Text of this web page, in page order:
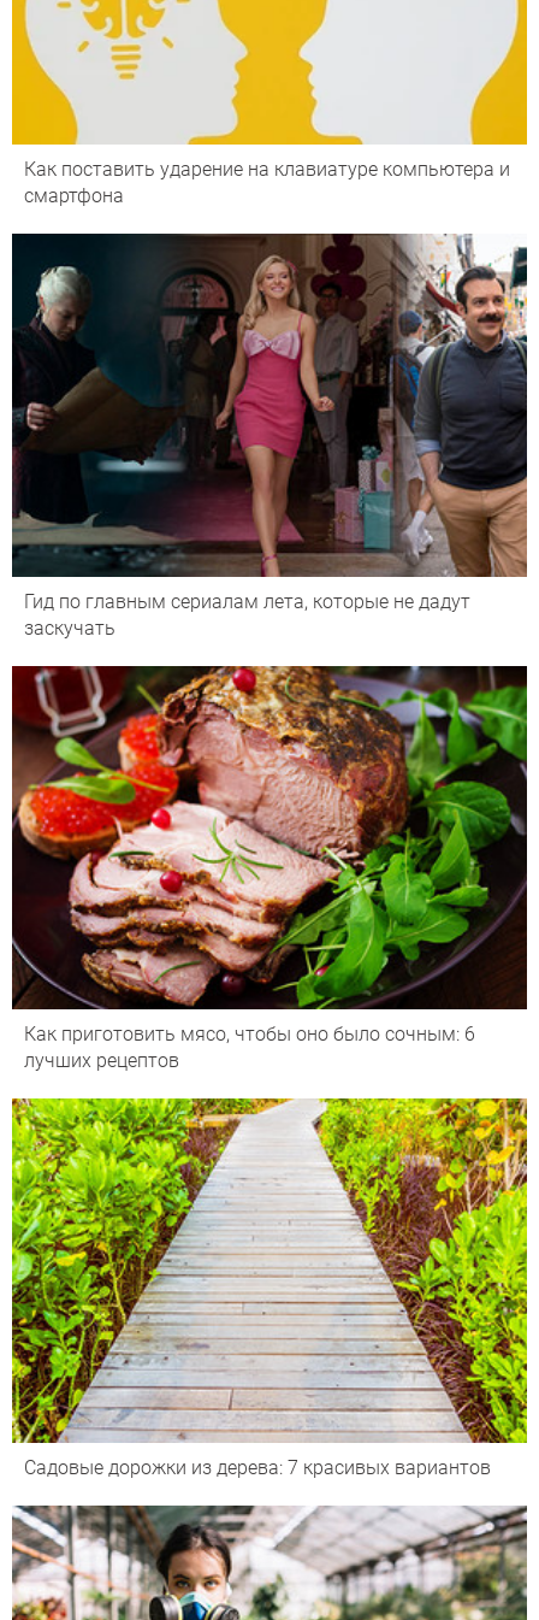
Как поставить ударение на клавиатуре компьютера и
смартфона
Гид по главным сериалам лета, которые не дадут
заскучать
Как приготовить мясо, чтобы оно было сочным: 6
лучших рецептов
Садовые дорожки из дерева: 7 красивых вариантов